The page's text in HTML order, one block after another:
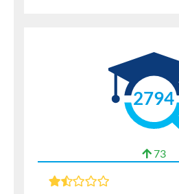
2794
73